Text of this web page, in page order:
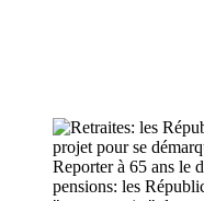
Reporter à 65 ans le
pensions: les